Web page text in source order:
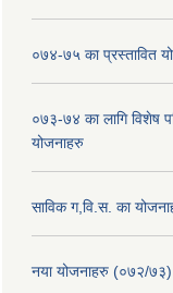
०७४-७५ का प्रस्तावित
०७३-७४ का लागि विशेष
योजनाहरु
साविक ग,वि.स. का
नया योजनाहरु (०७२/७३)